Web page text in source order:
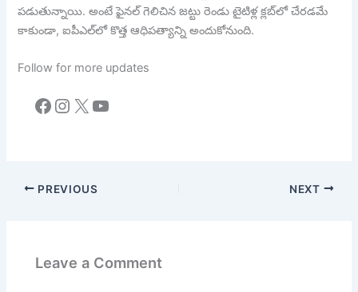
పడుతున్నాయి. అంటే ఫైనల్ గెలిచిన జట్టు రెండు టైటిళ్ల క్లబ్‌లో చేరడమే
కాకుండా, ఐపీఎల్‌లో కొత్త ఆధిపత్యాన్ని అందుకోనుంది.
Follow for more updates
Facebook
Instagram
X YouTube
PREVIOUS NEXT
Leave a Comment